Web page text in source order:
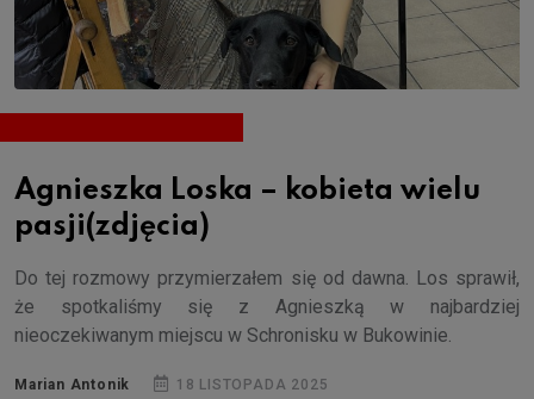
Agnieszka Loska – kobieta wielu
pasji(zdjęcia)
Do tej rozmowy przymierzałem się od dawna. Los sprawił,
że spotkaliśmy się z Agnieszką w najbardziej
nieoczekiwanym miejscu w Schronisku w Bukowinie.
Marian Antonik 18 LISTOPADA 2025